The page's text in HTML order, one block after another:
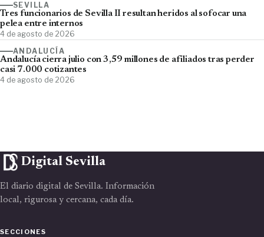
SEVILLA
Tres funcionarios de Sevilla II resultan heridos al sofocar una
pelea entre internos
4 de agosto de 2026
ANDALUCÍA
Andalucía cierra julio con 3,59 millones de afiliados tras perder
casi 7.000 cotizantes
4 de agosto de 2026
Digital Sevilla
El diario digital de Sevilla. Información
local, rigurosa y cercana, cada día.
SECCIONES